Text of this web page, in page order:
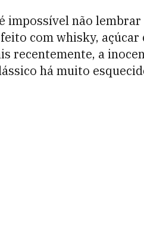
impossível não
com whisky,
recentemente, a
há muito